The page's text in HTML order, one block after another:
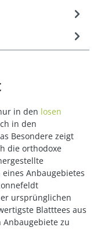
in den losen
in den
Besondere zeigt
die orthodoxe
Anbaugebietes
ursprünglichen
Blatttees aus
zu